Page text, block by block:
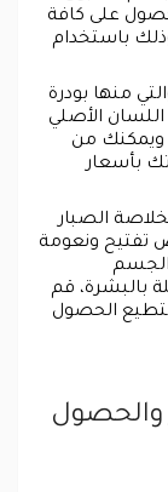
على كافة
باستخدام
منها بودرة
الأصلي
ويمكنك من
بأسعار
الصبار
تفتيح ونعومة
الجسم
بالبشرة، قم
2026 وذلك لتستطيع الحصول
والحصول